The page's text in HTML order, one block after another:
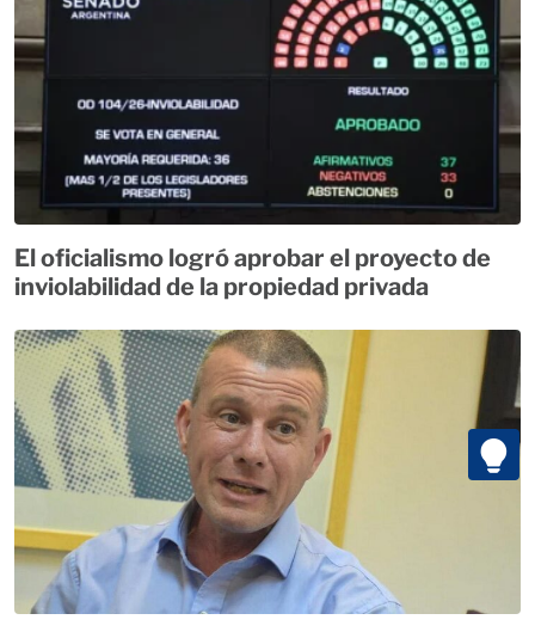
El oficialismo logró aprobar el proyecto de
inviolabilidad de la propiedad privada